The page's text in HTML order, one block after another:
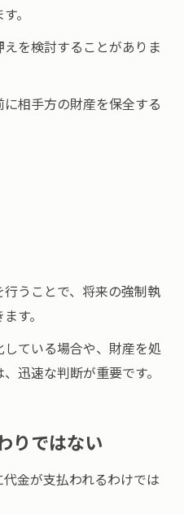
。
を検討することがありま
相手方の財産を保全する
うことで、将来の強制執
す。
ている場合や、財産を処
迅速な判断が重要です。
りではない
金が支払われるわけでは